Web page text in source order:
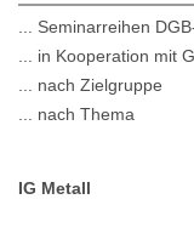
... Seminarreihen
... in Kooperation mit
... nach Zielgruppe
... nach Thema
IG Metall